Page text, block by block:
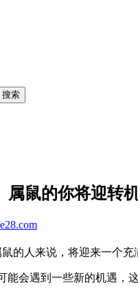
搜索
属鼠的你将迎转
的人来说，将迎来一个充
会遇到一些新的机遇，